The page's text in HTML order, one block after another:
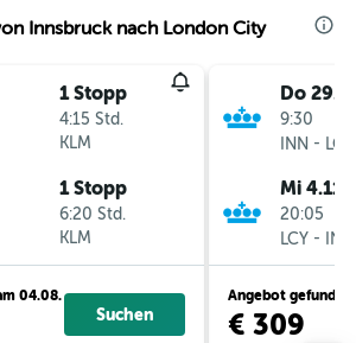
Innsbruck nach London City
1 Stopp
4:15 Std.
KLM
1 Stopp
6:20 Std.
KLM
04.08.
Suchen
Do
9:30
INN - LCY
Mi 4.11.
20:05
LCY - INN
Angebot gefunden
€ 309